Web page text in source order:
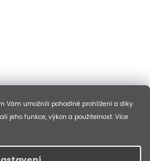
Vám umožnili pohodlné prohlížení a díky
jeho funkce, výkon a použitelnost. Více